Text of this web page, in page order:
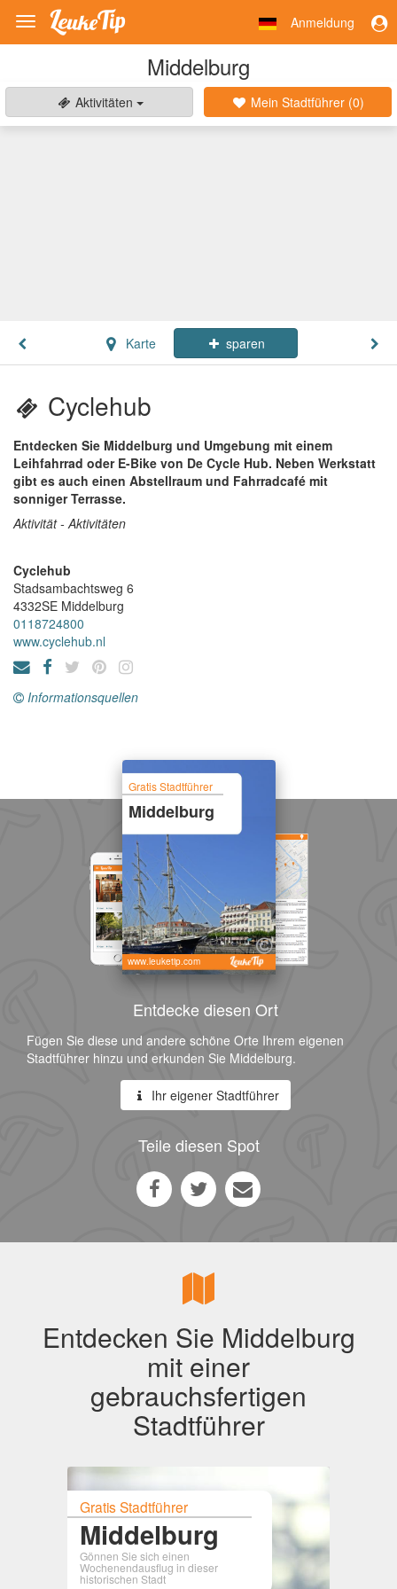
Toggle
navigation
Anmeldung
Middelburg
Aktivitäten Mein Stadtführer (0)
Karte sparen
Cyclehub
Entdecken Sie Middelburg und Umgebung mit einem
Leihfahrrad oder E-Bike von De Cycle Hub. Neben Werkstatt
gibt es auch einen Abstellraum und Fahrradcafé mit
sonniger Terrasse.
Aktivität - Aktivitäten
Cyclehub
Stadsambachtsweg 6
4332SE Middelburg
0118724800
www.cyclehub.nl
Informationsquellen
Gratis Stadtführer
Middelburg
www.leuketip.com
Entdecke diesen Ort
Fügen Sie diese und andere schöne Orte Ihrem eigenen
Stadtführer hinzu und erkunden Sie Middelburg.
Ihr eigener Stadtführer
Teile diesen Spot
Entdecken Sie Middelburg
mit einer
gebrauchsfertigen
Stadtführer
Gratis Stadtführer
Middelburg
Gönnen Sie sich einen
Wochenendausflug in dieser
historischen Stadt